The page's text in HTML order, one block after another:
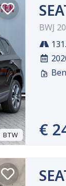
BTW
BWJ
€